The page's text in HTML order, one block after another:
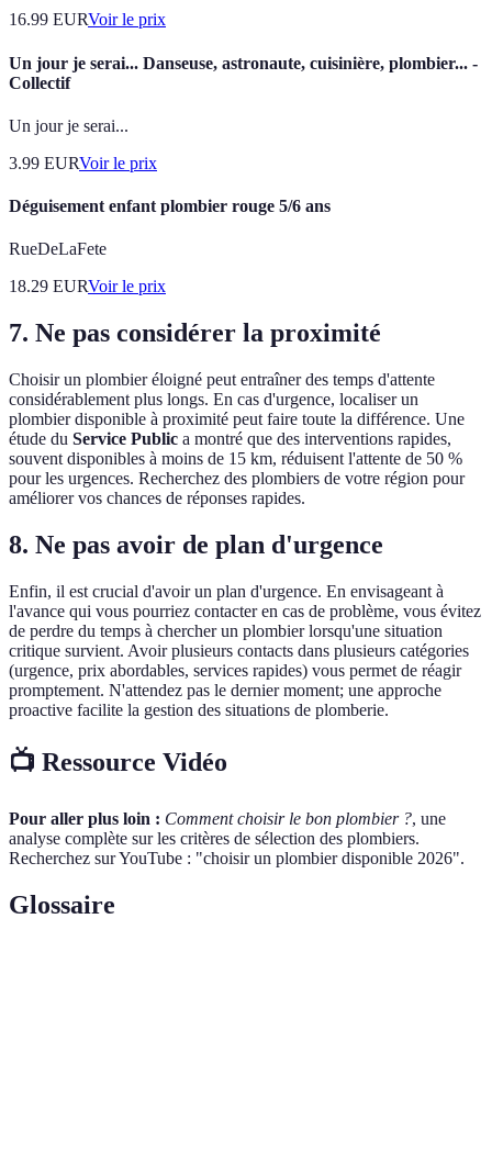
16.99 EURVoir le prix
Un jour je serai... Danseuse, astronaute, cuisinière, plombier... -
Collectif
Un jour je serai...
3.99 EURVoir le prix
Déguisement enfant plombier rouge 5/6 ans
RueDeLaFete
18.29 EURVoir le prix
7. Ne pas considérer la proximité
Choisir un plombier éloigné peut entraîner des temps d'attente
considérablement plus longs. En cas d'urgence, localiser un
plombier disponible à proximité peut faire toute la différence. Une
étude du Service Public a montré que des interventions rapides,
souvent disponibles à moins de 15 km, réduisent l'attente de 50 %
pour les urgences. Recherchez des plombiers de votre région pour
améliorer vos chances de réponses rapides.
8. Ne pas avoir de plan d'urgence
Enfin, il est crucial d'avoir un plan d'urgence. En envisageant à
l'avance qui vous pourriez contacter en cas de problème, vous évitez
de perdre du temps à chercher un plombier lorsqu'une situation
critique survient. Avoir plusieurs contacts dans plusieurs catégories
(urgence, prix abordables, services rapides) vous permet de réagir
promptement. N'attendez pas le dernier moment; une approche
proactive facilite la gestion des situations de plomberie.
📺 Ressource Vidéo
Pour aller plus loin : Comment choisir le bon plombier ?, une
analyse complète sur les critères de sélection des plombiers.
Recherchez sur YouTube : "choisir un plombier disponible 2026".
Glossaire